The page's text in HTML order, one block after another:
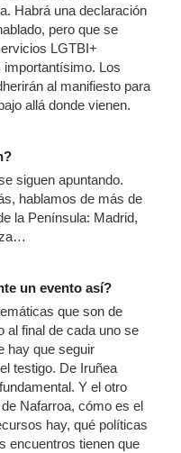
Habrá una declaración
pero que se
LGTBI+
importantísimo. Los
al manifiesto para
allá donde vienen.
siguen apuntando.
hablamos de más de
la Península: Madrid,
un evento así?
que son de
al final de cada uno se
hay que seguir
testigo. De Iruñea
Y el otro
Nafarroa, cómo es el
hay, qué políticas
encuentros tienen que